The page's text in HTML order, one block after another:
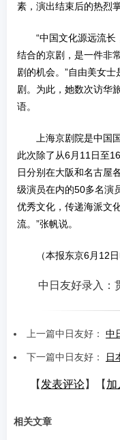
素，演出结束后的热烈
“中国文化源远流
结合的京剧，是一件非
剧的机会。”自由美女
剧。为此，她数次访华
语。
上海京剧院是中国
此次除了从6月11日至
日分别在大阪和名古屋
级演员在内的50多名演
优秀文化，传递海派文
流。”张帆说。
（本报东京6月12日
中日友好录入
上一篇中日友好： 中
下一篇中日友好： 日
【 发表评论】【 加
相关文章